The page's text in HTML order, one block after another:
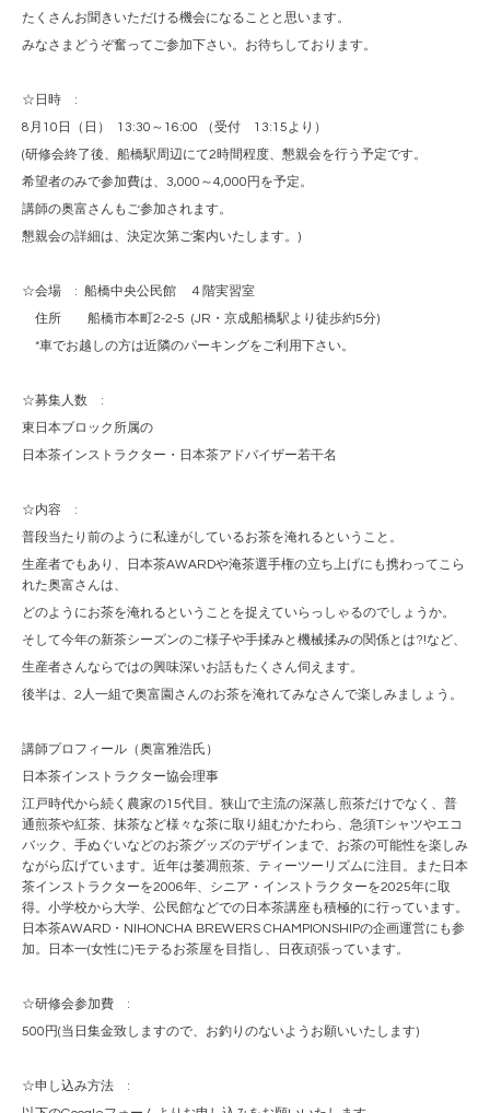
たくさんお聞きいただける機会になることと思います。
みなさまどうぞ奮ってご参加下さい。お待ちしております。
☆日時 :
8 月 10 日（日） 13:30 ～ 16:00 （受付 13:15より）
(研修会終了後、船橋駅周辺にて2時間程度、懇親会を行う予定です。
希望者のみで参加費は、 3,000 ～4,000 円を予定。
講師の奥富さんもご参加されます。
懇親会の詳細は、決定次第ご案内いたします。 )
☆会場 : 船橋中央公民館 ４階実習室
住所 船橋市本町 2-2-5 (JR ・京成船橋駅より徒歩約5分)
*車でお越しの方は近隣のパーキングをご利用下さい。
☆募集人数 :
東日本ブロック所属の
日本茶インストラクター・日本茶アドバイザー若干名
☆内容 :
普段当たり前のように私達がしているお茶を淹れるということ。
生産者でもあり、日本茶AWARDや淹茶選手権の立ち上げにも携わってこら
れた奥富さんは、
どのようにお茶を淹れるということを捉えていらっしゃるのでしょうか。
そして今年の新茶シーズンのご様子や手揉みと機械揉みの関係とは?!など、
生産者さんならではの興味深いお話もたくさん伺えます。
後半は、 2 人一組で奥富園さんのお茶を淹れてみなさんで楽しみましょう。
講師プロフィール（奥富雅浩氏）
日本茶インストラクター協会理事
江戸時代から続く農家の15代目。狭山で主流の深蒸し煎茶だけでなく、普
通煎茶や紅茶、抹茶など様々な茶に取り組むかたわら、急須Tシャツやエコ
バック、手ぬぐいなどのお茶グッズのデザインまで、お茶の可能性を楽しみ
ながら広げています。近年は萎凋煎茶、ティーツーリズムに注目。また日本
茶インストラクターを2006年、シニア・インストラクターを2025年に取
得。小学校から大学、公民館などでの日本茶講座も積極的に行っています。
日本茶AWARD ・ NIHONCHA BREWERS CHAMPIONSHIPの企画運営にも参
加。日本一(女性に)モテるお茶屋を目指し、日夜頑張っています。
☆研修会参加費 :
500 円(当日集金致しますので、お釣りのないようお願いいたします)
☆申し込み方法 :